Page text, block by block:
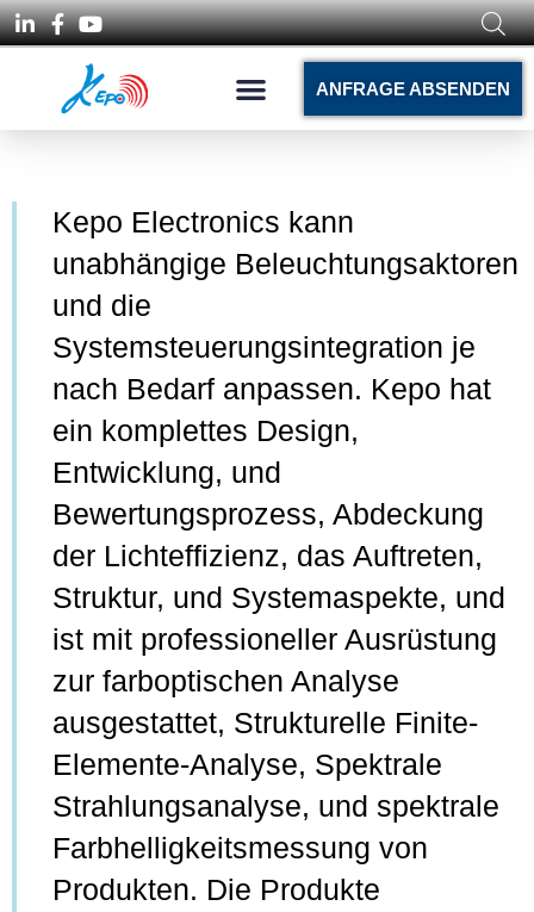
ANFRAGE ABSENDEN
Kepo Electronics kann
unabhängige Beleuchtungsaktoren
und die
Systemsteuerungsintegration je
nach Bedarf anpassen. Kepo hat
ein komplettes Design,
Entwicklung, und
Bewertungsprozess, Abdeckung
der Lichteffizienz, das Auftreten,
Struktur, und Systemaspekte, und
ist mit professioneller Ausrüstung
zur farboptischen Analyse
ausgestattet, Strukturelle Finite-
Elemente-Analyse, Spektrale
Strahlungsanalyse, und spektrale
Farbhelligkeitsmessung von
Produkten. Die Produkte